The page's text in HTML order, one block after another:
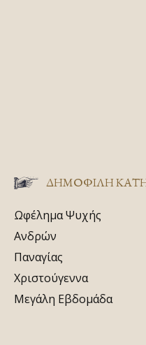
ΔΗΜΟΦΙΛΗ
Ωφέλημα Ψυχής
Ανδρών
Παναγίας
Χριστούγεννα
Μεγάλη Εβδομάδα